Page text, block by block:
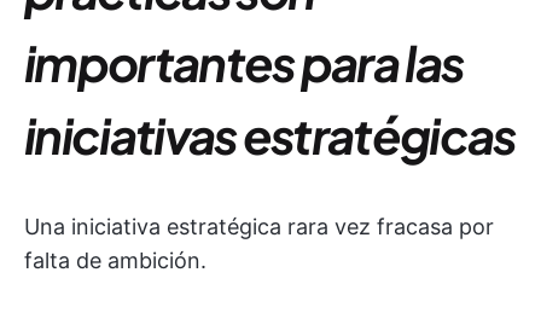
importantes para las
iniciativas estratégicas
Una iniciativa estratégica rara vez fracasa por
falta de ambición.